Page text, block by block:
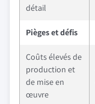
détail
Pièges et défis
Coûts élevés de
production et
de mise en
œuvre